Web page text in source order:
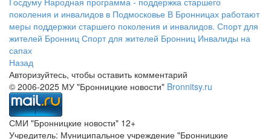
поколения и инвалидов в Подмосковье В Бронницах работают
меры поддержки старшего поколения и инвалидов. Спорт для
жителей Бронниц Спорт для жителей Бронниц Инвалиды на
сапах
Назад
Авторизуйтесь, чтобы оставить комментарий
© 2006-2025 МУ "Бронницкие новости" Bronnitsy.ru
СМИ "Бронницкие новости" 12+
Учредитель: Муниципальное учреждение "Бронницкие